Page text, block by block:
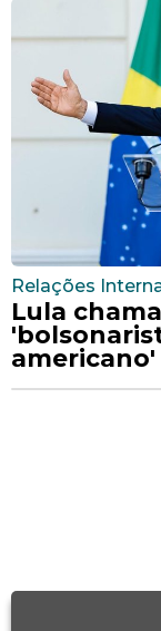
Relações
Lula
americano'